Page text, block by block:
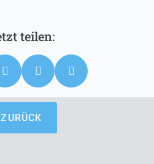
ZURÜCK